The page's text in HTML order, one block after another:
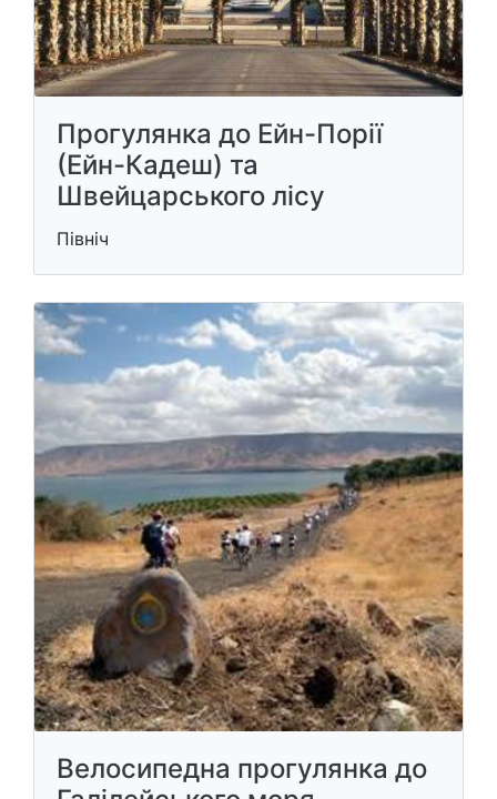
Прогулянка до Ейн-Порії
(Ейн-Кадеш) та
Швейцарського лісу
Північ
Велосипедна прогулянка до